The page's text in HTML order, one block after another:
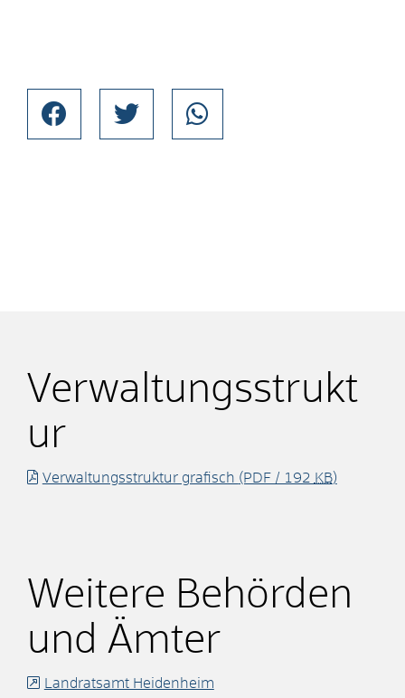
Verwaltungsstrukt
ur
Verwaltungsstruktur grafisch (PDF / 192 KB)
Weitere Behörden
und Ämter
Landratsamt Heidenheim